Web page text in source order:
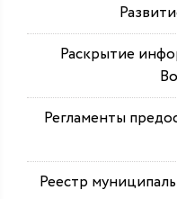
Раскрытие
Регламенты
Реестр